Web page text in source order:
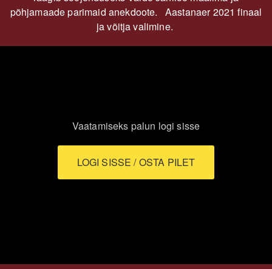
põhjamaade parimaid anekdoote. Aastanaer 2021 finaal
ja võitja valimine.
Vaatamiseks palun logi sisse
LOGI SISSE